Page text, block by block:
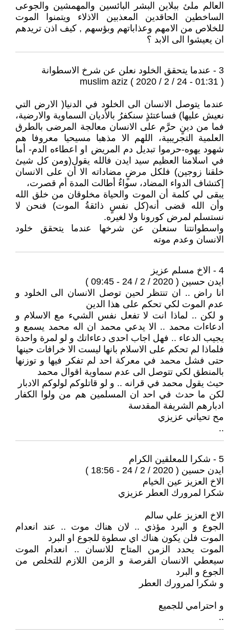
العالم ملئ ببلاين البشر البائسين والمهمشين والجوعى
الساخطين الحاقدين المعذبين الاذلاء ويتمنوا الموت
للخلاص من الامهم وعذاباتهم وبؤسهم , كيف اذن تريدهم
ان يعيشوا الى الابد ؟
3 - عندما يتحقق الخلود نعلن عن شرخ الاسطوانة
muslim aziz ( 2020 / 2 / 24 - 01:31 )
عندما يتوصل الانسان الى الخلود في الدنيا( الارض التي
نعيش عليها) فساعتئذٍ سنكفرُ بالأديان السماوية والارضية،
فما من دينٍ حرَّم على الانسان معالجة المرضى بالطرق
العلمية التجريبية، اللهم الا مذهبا مسيحيا معروفا هم
شهود يهوه-حرموا تبديل دم المريض او اعطاءه الدم- أما
في اسلامنا العظيم سيد ايدن فالله يقول(ومن كل شيئ
خلقنا زوجين) فلكل مرضٍ مضاداته الا أن على الانسان
إكتشاف الدواء المضاد، سواءٌ أطالت المدة أم قصرت،
يبقى لي كلمة أن الموت والحياة مخلوقان من خلق الله
وأن الله قضى أنه(كل نفسٍ ذائقةُ الموت) فنحن لا
نستسلم لمرض كورونا ولا لغيره.
واسطوانتنا سنعلن عن شرخها عندما يتحقق خلود
الانسان وعدم موته
4 - الاخ مسلم عزيز
ايدن حسين ( 2020 / 2 / 24 - 09:45 )
انا راض .. ان تنتظر لحين توصل الانسان الى الخلود و
عدم الموت لكي تحكم على هذا الدين
و لكن .. لماذا انت لا تفعل نفس الشيء مع الاسلام و
ادعاءات محمد .. الا يدعي محمد ان اله محمد يسمع و
يجيب الدعاء .. فهل اجاب احدى دعاءاتك و لو لمرة واحدة
فلماذا لم تحكم على الاسلام بانها ليست الا خرافات حينها
حتى فشل محمد في معركة احد لم تفكر فيها و توزنها
بالمنطق لكي تتوصل الى عدم سماوية اقوال محمد
حيث يقول محمد في قرانه .. و لو قاتلوكم لولوكم الادبار
لكن ما حدث في احد ان المسلمين هم من ولوا الكفار
ادبارهم الشريفة المقدسة
مح تحياتي عزيزي
..
5 - شكرا للمعلقين الكرام
ايدن حسين ( 2020 / 2 / 24 - 18:56 )
الاخ العزيز عين الخيام
شكرا لمرورك العطر عزيزي
الاخ العزيز علي سالم
الجوع و البرد مؤذي .. لان هناك موت .. عند انعدام
الموت فلن يكون هناك اي سطوة للجوع او البرد
الموت يحدد الزمن المتاح للانسان .. انعدام الموت
سيعطي الانسان الفرصة و الزمن اللازم للتخلص من
الجوع و البرد
و شكرا لمرورك العطر
و احترامي للجميع
..